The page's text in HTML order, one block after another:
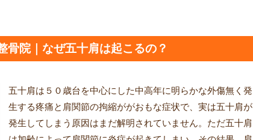
院｜なぜ五十肩は起こるの？
五十肩は５０歳台を中心にした中高年に明らかな外傷無く発
生する疼痛と肩関節の拘縮ががおもな症状で、実は五十肩が
発生してしまう原因はまだ解明されていません。ただ五十肩